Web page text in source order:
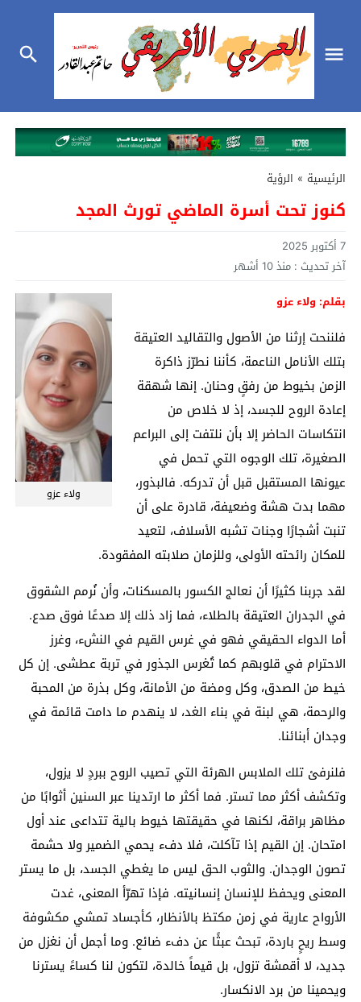
الرئيسية » الرؤية
كنوز تحت أسرة الماضي تورث المجد
7 أكتوبر 2025
آخر تحديث : منذ 10 أشهر
ولاء عزو
بقلم: ولاء عزو
فلننحت إرثنا من الأصول والتقاليد العتيقة
بتلك الأنامل الناعمة، كأننا نطرّز ذاكرة
الزمن بخيوط من رفقٍ وحنان. إنها شهقة
إعادة الروح للجسد، إذ لا خلاص من
انتكاسات الحاضر إلا بأن نلتفت إلى البراعم
الصغيرة، تلك الوجوه التي تحمل في
عيونها المستقبل قبل أن تدركه. فالبذور،
مهما بدت هشة وضعيفة، قادرة على أن
تنبت أشجارًا وجنات تشبه الأسلاف، لتعيد
للمكان رائحته الأولى، وللزمان صلابته المفقودة.
لقد جربنا كثيرًا أن نعالج الكسور بالمسكنات، وأن نُرمم الشقوق
في الجدران العتيقة بالطلاء، فما زاد ذلك إلا صدعًا فوق صدع.
أما الدواء الحقيقي فهو في غرس القيم في النشء، وغرز
الاحترام في قلوبهم كما تُغرس الجذور في تربة عطشى. إن كل
خيط من الصدق، وكل ومضة من الأمانة، وكل بذرة من المحبة
والرحمة، هي لبنة في بناء الغد، لا ينهدم ما دامت قائمة في
وجدان أبنائنا.
فلنرفئ تلك الملابس الهرئة التي تصيب الروح ببردٍ لا يزول،
وتكشف أكثر مما تستر. فما أكثر ما ارتدينا عبر السنين أثوابًا من
مظاهر براقة، لكنها في حقيقتها خيوط بالية تتداعى عند أول
امتحان. إن القيم إذا تآكلت، فلا دفء يحمي الضمير ولا حشمة
تصون الوجدان. والثوب الحق ليس ما يغطي الجسد، بل ما يستر
المعنى ويحفظ للإنسان إنسانيته. فإذا تهرّأ المعنى، غدت
الأرواح عارية في زمن مكتظ بالأنظار، كأجساد تمشي مكشوفة
وسط ريحٍ باردة، تبحث عبثًا عن دفء ضائع. وما أجمل أن نغزل من
جديد، لا أقمشة تزول، بل قيماً خالدة، لتكون لنا كساءً يسترنا
ويحمينا من برد الانكسار.